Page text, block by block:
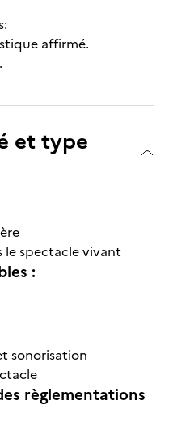
affirmé.
et type
le spectacle vivant
:
sonorisation
règlementations